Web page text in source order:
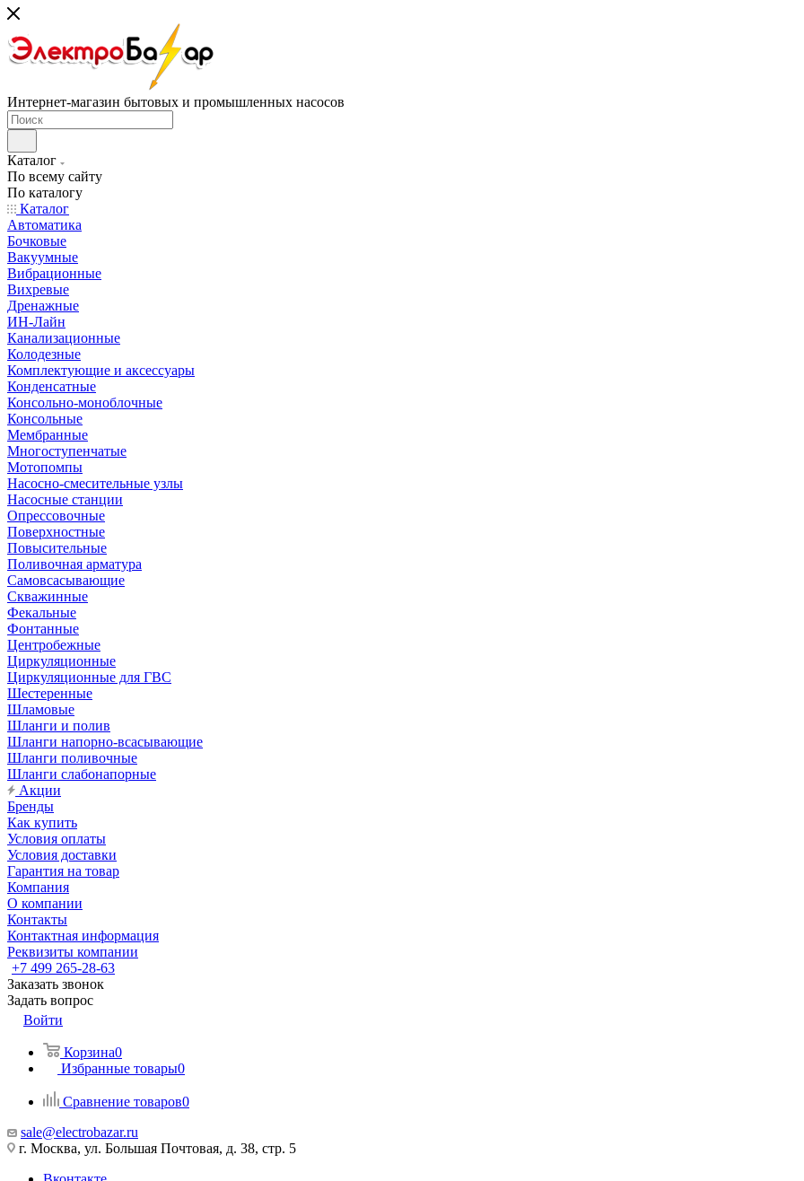
Интернет-магазин бытовых и промышленных насосов
Каталог
По всему сайту
По каталогу
Каталог
Автоматика
Бочковые
Вакуумные
Вибрационные
Вихревые
Дренажные
ИН-Лайн
Канализационные
Колодезные
Комплектующие и аксессуары
Конденсатные
Консольно-моноблочные
Консольные
Мембранные
Многоступенчатые
Мотопомпы
Насосно-смесительные узлы
Насосные станции
Опрессовочные
Поверхностные
Повысительные
Поливочная арматура
Самовсасывающие
Скважинные
Фекальные
Фонтанные
Центробежные
Циркуляционные
Циркуляционные для ГВС
Шестеренные
Шламовые
Шланги и полив
Шланги напорно-всасывающие
Шланги поливочные
Шланги слабонапорные
Акции
Бренды
Как купить
Условия оплаты
Условия доставки
Гарантия на товар
Компания
О компании
Контакты
Контактная информация
Реквизиты компании
+7 499 265-28-63
Заказать звонок
Задать вопрос
Войти
Корзина0
Избранные товары0
Сравнение товаров0
sale@electrobazar.ru
г. Москва, ул. Большая Почтовая, д. 38, стр. 5